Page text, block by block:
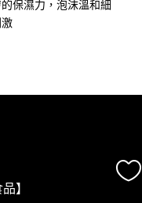
保濕力，泡沫溫和細
】
